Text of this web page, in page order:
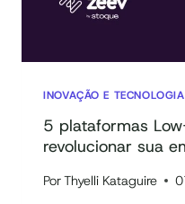
INOVAÇÃO E
5 plataformas
revolucionar sua
PorThyelli Kataguire